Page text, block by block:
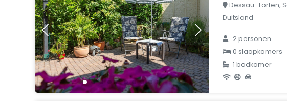
Dessau-Törten,
Duitsland
2 personen
0 slaapkamers
1 badkamer